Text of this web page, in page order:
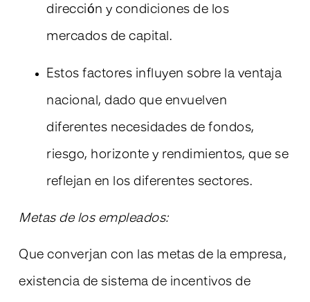
dirección y condiciones de los
mercados de capital.
Estos factores influyen sobre la ventaja
nacional, dado que envuelven
diferentes necesidades de fondos,
riesgo, horizonte y rendimientos, que se
reflejan en los diferentes sectores.
Metas de los empleados:
Que converjan con las metas de la empresa,
existencia de sistema de incentivos de